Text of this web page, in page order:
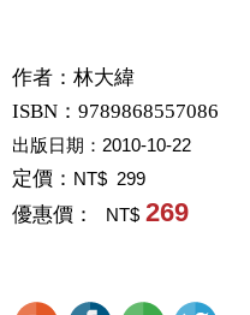
作者： 林大緯
ISBN：9789868557086
出版日期： 2010-10-22
定價： NT$ 299
優惠價： NT$ 269